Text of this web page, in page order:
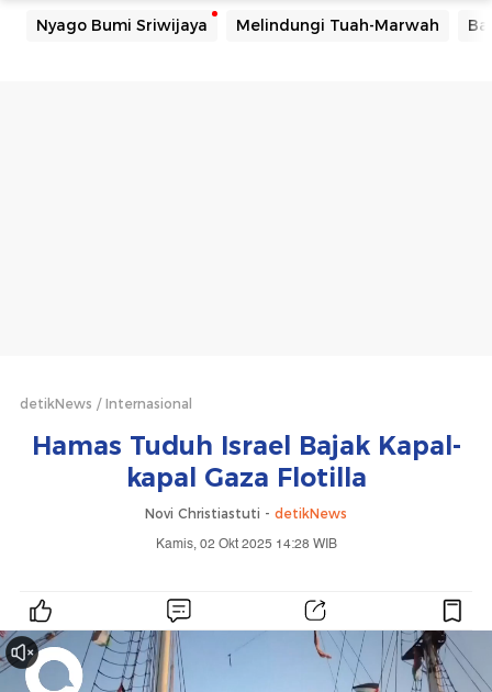
Nyago Bumi Sriwijaya Melindungi Tuah-Marwah
detikNews Internasional
Hamas Tuduh Israel Bajak Kapal-
kapal Gaza Flotilla
Novi Christiastuti - detikNews
Kamis, 02 Okt 2025 14:28 WIB